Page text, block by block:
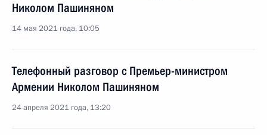
Николом Пашиняном
14 мая 2021 года, 10:05
Телефонный разговор с Премьер-министром
Армении Николом Пашиняном
24 апреля 2021 года, 13:20